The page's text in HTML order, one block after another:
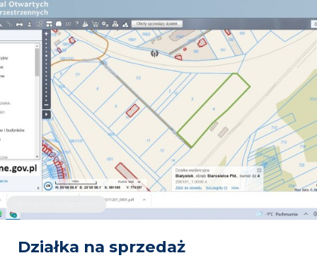
Leaflet|© OpenMapTiles© OpenStreetMap contributors
Działka na sprzedaż